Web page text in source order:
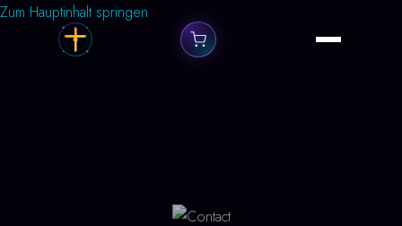
Zum Hauptinhalt springen